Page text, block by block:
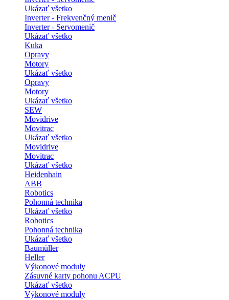
Ukázať všetko
Inverter - Frekvenčný menič
Inverter - Servomenič
Ukázať všetko
Kuka
Opravy
Motory
Ukázať všetko
Opravy
Motory
Ukázať všetko
SEW
Movidrive
Movitrac
Ukázať všetko
Movidrive
Movitrac
Ukázať všetko
Heidenhain
ABB
Robotics
Pohonná technika
Ukázať všetko
Robotics
Pohonná technika
Ukázať všetko
Baumüller
Heller
Výkonové moduly
Zásuvné karty pohonu ACPU
Ukázať všetko
Výkonové moduly